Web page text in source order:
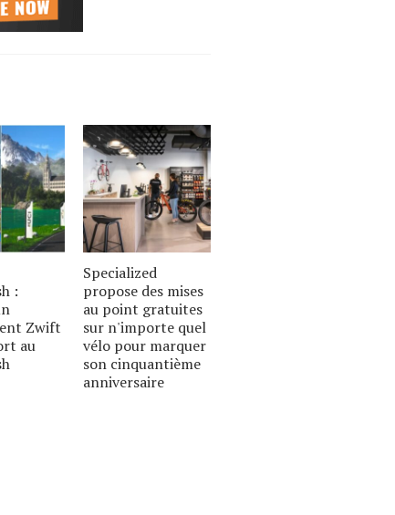
:
Zwift
au
Specialized
propose des mises
au point gratuites
sur n'importe quel
vélo pour marquer
son cinquantième
anniversaire